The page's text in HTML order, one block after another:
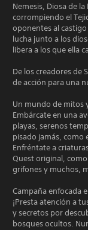
Nemesis, Diosa de
corrompiendo el
oponentes al
lucha junto a los
libera a los que ella
De los creadores de
de acción para una
Un mundo de mitos
Embárcate en una
playas, serenos
pisado jamás, como
Enfréntate a
Quest original,
grifones y muchos,
Campaña enfocada
¡Presta atención a
y secretos por
bosques ocultos.